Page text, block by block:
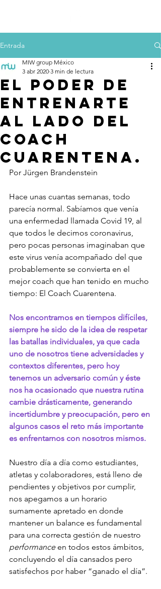
Entrada
El poder de
entrenarte
al lado del
Coach
Cuarentena.
MIW group México
3 abr 2020 3 min de lectura
Por Jürgen Brandenstein
Hace unas cuantas semanas, todo
parecía normal. Sabíamos que venía
una enfermedad llamada Covid 19, al
que todos le decimos coronavirus,
pero pocas personas imaginaban que
este virus venía acompañado del que
probablemente se convierta en el
mejor coach que han tenido en mucho
tiempo: El Coach Cuarentena.
Nos encontramos en tiempos difíciles,
siempre he sido de la idea de respetar
las batallas individuales, ya que cada
uno de nosotros tiene adversidades y
contextos diferentes, pero hoy
tenemos un adversario común y éste
nos ha ocasionado que nuestra rutina
cambie drásticamente, generando
incertidumbre y preocupación, pero en
algunos casos el reto más importante
es enfrentarnos con nosotros mismos.
Nuestro día a día como estudiantes,
atletas y colaboradores, está lleno de
pendientes y objetivos por cumplir,
nos apegamos a un horario
sumamente apretado en donde
mantener un balance es fundamental
para una correcta gestión de nuestro
performance en todos estos ámbitos,
concluyendo el día cansados pero
satisfechos por haber “ganado el día”.